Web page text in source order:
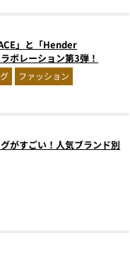
」と「Hender
ボレーション第3弾！
ファッション
がすごい！人気ブランド別